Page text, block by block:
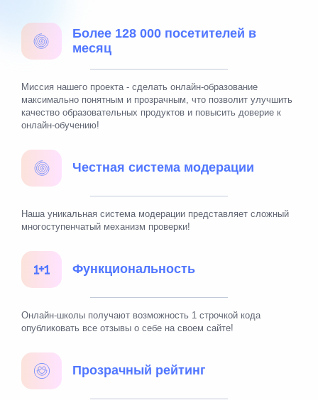
Более 128 000 посетителей в
месяц
Миссия нашего проекта - сделать онлайн-образование
максимально понятным и прозрачным, что позволит улучшить
качество образовательных продуктов и повысить доверие к
онлайн-обучению!
Честная система модерации
Наша уникальная система модерации представляет сложный
многоступенчатый механизм проверки!
Функциональность
Онлайн-школы получают возможность 1 строчкой кода
опубликовать все отзывы о себе на своем сайте!
Прозрачный рейтинг